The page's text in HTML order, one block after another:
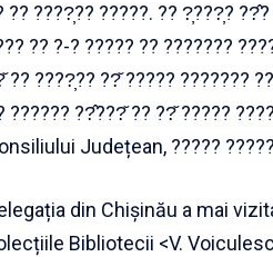
?? ????̦?? ?????. ?? ?̦???̦?
?? ?-? ????? ?? ???????
?? ????̦?? ??̆ ????? ???????
?????? ??̂???̆ ?? ??̆ ?????
Județean, ?????
din Chișinău a mai
Bibliotecii <V.